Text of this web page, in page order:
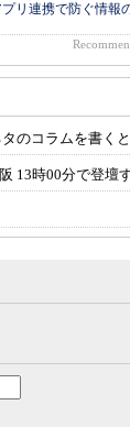
リ連携で防ぐ情報
のコラムを書く
13時00分で登壇